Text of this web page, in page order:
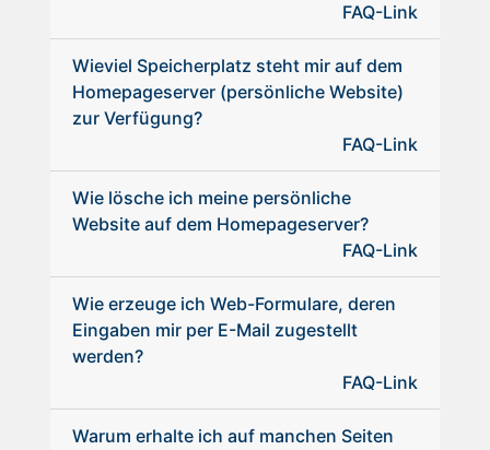
FAQ-Link
Wieviel Speicherplatz steht mir auf dem
Homepageserver (persönliche Website)
zur Verfügung?
FAQ-Link
Wie lösche ich meine persönliche
Website auf dem Homepageserver?
FAQ-Link
Wie erzeuge ich Web-Formulare, deren
Eingaben mir per E-Mail zugestellt
werden?
FAQ-Link
Warum erhalte ich auf manchen Seiten